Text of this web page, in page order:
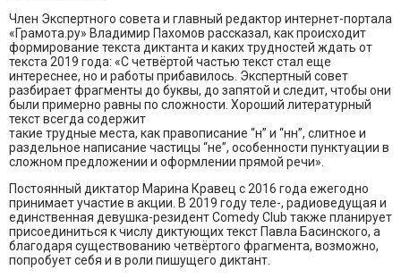
Член Экспертного совета и главный редактор интернет-портала
«Грамота.ру» Владимир Пахомов рассказал, как происходит
формирование текста диктанта и каких трудностей ждать от
текста 2019 года: «С четвёртой частью текст стал еще
интереснее, но и работы прибавилось. Экспертный совет
разбирает фрагменты до буквы, до запятой и следит, чтобы они
были примерно равны по сложности. Хороший литературный
текст всегда содержит
такие трудные места, как правописание “н” и “нн”, слитное и
раздельное написание частицы “не”, особенности пунктуации в
сложном предложении и оформлении прямой речи».
Постоянный диктатор Марина Кравец с 2016 года ежегодно
принимает участие в акции. В 2019 году теле-, радиоведущая и
единственная девушка-резидент Comedy Club также планирует
присоединиться к числу диктующих текст Павла Басинского, а
благодаря существованию четвёртого фрагмента, возможно,
попробует себя и в роли пишущего диктант.